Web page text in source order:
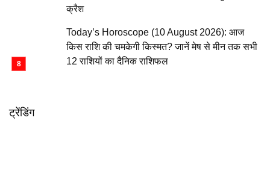
क्रैश
Today’s Horoscope (10 August 2026): आज
किस राशि की चमकेगी किस्मत? जानें मेष से मीन तक सभी
12 राशियों का दैनिक राशिफल
ट्रेंडिंग